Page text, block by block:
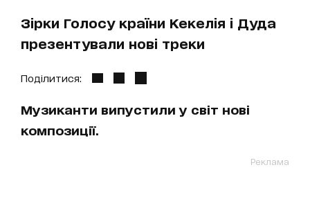
Зірки Голосу країни Кекелія і Дуда
презентували нові треки
Поділитися:
Музиканти випустили у світ нові
композиції.
Реклама